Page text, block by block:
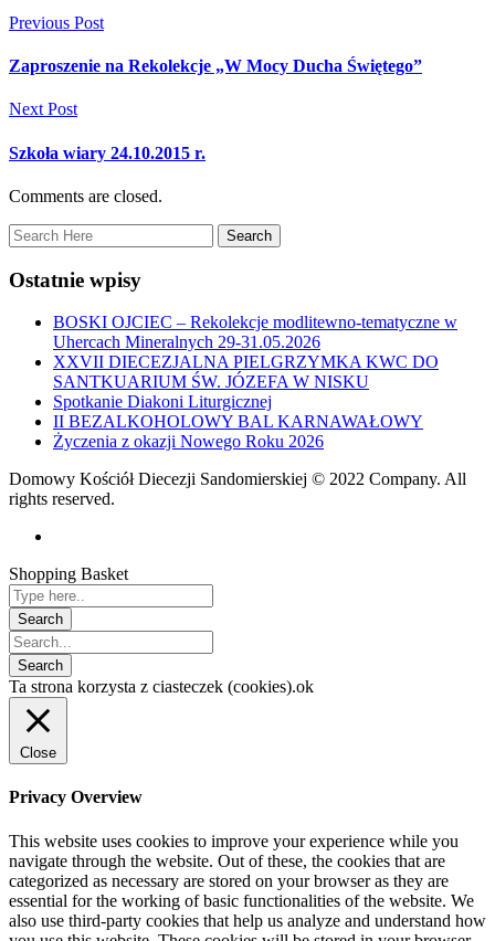
Previous Post
Zaproszenie na Rekolekcje „W Mocy Ducha Świętego”
Next Post
Szkoła wiary 24.10.2015 r.
Comments are closed.
Ostatnie wpisy
BOSKI OJCIEC – Rekolekcje modlitewno-tematyczne w
Uhercach Mineralnych 29-31.05.2026
XXVII DIECEZJALNA PIELGRZYMKA KWC DO
SANTKUARIUM ŚW. JÓZEFA W NISKU
Spotkanie Diakoni Liturgicznej
II BEZALKOHOLOWY BAL KARNAWAŁOWY
Życzenia z okazji Nowego Roku 2026
Domowy Kościół Diecezji Sandomierskiej © 2022 Company. All
rights reserved.
Shopping Basket
Ta strona korzysta z ciasteczek (cookies).ok
Close
Privacy Overview
This website uses cookies to improve your experience while you
navigate through the website. Out of these, the cookies that are
categorized as necessary are stored on your browser as they are
essential for the working of basic functionalities of the website. We
also use third-party cookies that help us analyze and understand how